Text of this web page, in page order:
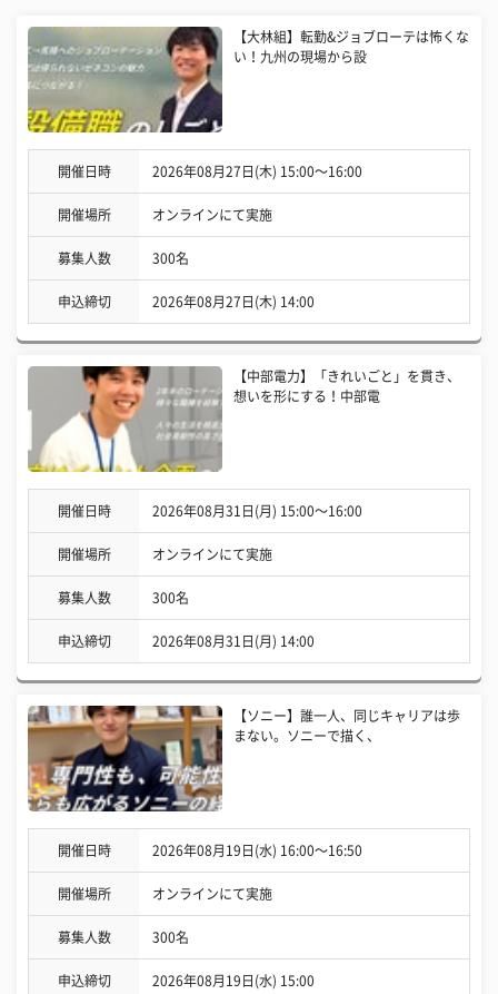
【大林組】転勤&ジョブローテは怖くな
い！九州の現場から設
開催日時 2026年08月27日(木) 15:00〜16:00
開催場所 オンラインにて実施
募集人数 300名
申込締切 2026年08月27日(木) 14:00
【中部電力】「きれいごと」を貫き、
想いを形にする！中部電
開催日時 2026年08月31日(月) 15:00〜16:00
開催場所 オンラインにて実施
募集人数 300名
申込締切 2026年08月31日(月) 14:00
【ソニー】誰一人、同じキャリアは歩
まない。ソニーで描く、
開催日時 2026年08月19日(水) 16:00〜16:50
開催場所 オンラインにて実施
募集人数 300名
申込締切 2026年08月19日(水) 15:00